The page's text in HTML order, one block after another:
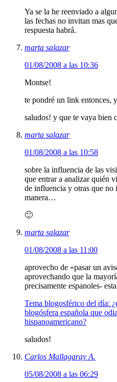
Ya se la he reenviado a
las fechas no invitan mas
respuesta habrá.
marta salazar
01/08/2008 a las 10:36
Montse!
te pondré un link entonces,
saludos! y que te vaya bien
marta salazar
01/08/2008 a las 10:58
sobre la influencia de las
que entrar a analizar quién
de influencia y otras que
manera…
🙂
marta salazar
01/08/2008 a las 11:00
aprovecho de «pasar un
aprovechando que la
precisamente espanoles-
Tema blogosférico del día:
blogósfera española que
hispanoamericano?
saludos!
Carlos Mallagaray A.
05/08/2008 a las 06:29